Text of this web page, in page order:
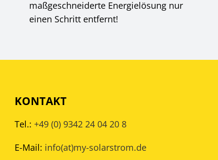
maßgeschneiderte Energielösung nur
einen Schritt entfernt!
KONTAKT
Tel.: +49 (0) 9342 24 04 20 8
E-Mail: info(at)my-solarstrom.de